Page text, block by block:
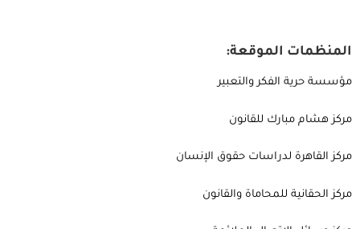
المنظمات الموقعة:
مؤسسة حرية الفكر والتعبير
مركز هشام مبارك للقانون
مركز القاهرة لدراسات حقوق الإنسان
مركز الحقانية للمحاماة والقانون